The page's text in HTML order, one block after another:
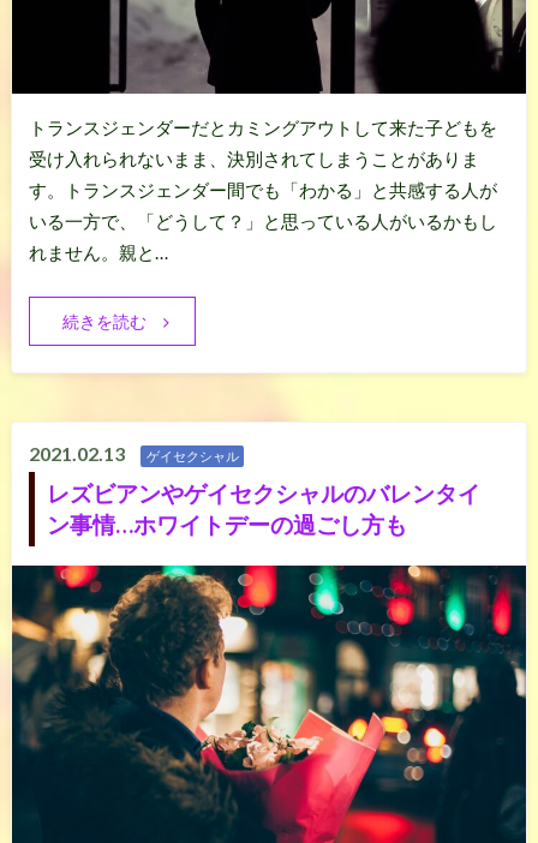
トランスジェンダーだとカミングアウトして来た子どもを
受け入れられないまま、決別されてしまうことがありま
す。トランスジェンダー間でも「わかる」と共感する人が
いる一方で、「どうして？」と思っている人がいるかもし
れません。親と…
続きを読む
2021.02.13 ゲイセクシャル
レズビアンやゲイセクシャルのバレンタイ
ン事情…ホワイトデーの過ごし方も